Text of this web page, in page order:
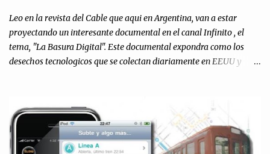
escuchándonos y viendo como grabamos el semanario es, para mi
personalmente, un éxito y un logro sin precedentes. Sinceram...
Leo en la revista del Cable que aqui en Argentina, van a estar
proyectando un interesante documental en el canal Infinito , el
tema, "La Basura Digital". Este documental expondra como los
desechos tecnologicos que se colectan diariamente en EEUU y
Asi, todos los residuos sonincinerados produciendo lo que los
ambientalistas llaman "La Pesadilla de la Edad Cibernetica". La
transmision es el Domingo 2 de diciembre a las 21:00 hs. Me
parecio muy interesante, no creo que lo pueda ver por la hora, asi